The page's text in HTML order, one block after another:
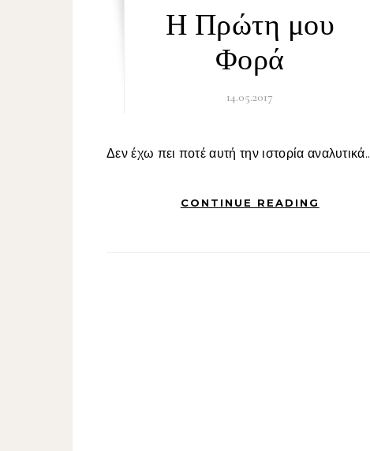
Η Πρώτη μου
Φορά
14.05.2017
Δεν έχω πει ποτέ αυτή την ιστορία αναλυτικά..
CONTINUE READING